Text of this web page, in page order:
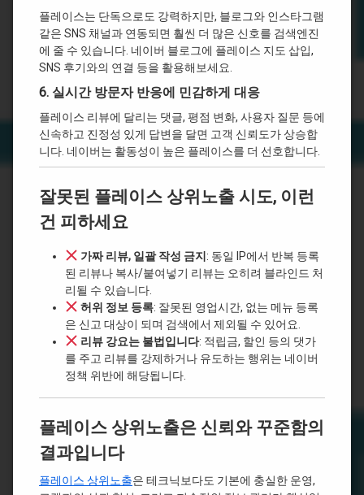
플레이스는 단독으로도 강력하지만, 블로그와 인스타그램
같은 SNS 채널과 연동되면 훨씬 더 많은 신호를 검색엔진
에 줄 수 있습니다. 네이버 블로그에 플레이스 지도 삽입,
SNS 후기와의 연결 등을 활용해보세요.
6. 실시간 방문자 반응에 민감하게 대응
플레이스 리뷰에 달리는 댓글, 평점 변화, 사용자 질문 등에
신속하고 진정성 있게 답변을 달면 고객 신뢰도가 상승합
니다. 네이버는 활동성이 높은 플레이스를 더 선호합니다.
잘못된 플레이스 상위노출 시도, 이런
건 피하세요
가짜 리뷰, 일괄 작성 금지 : 동일 IP에서 반복 등록
된 리뷰나 복사/붙여넣기 리뷰는 오히려 블라인드 처
리될 수 있습니다.
허위 정보 등록: 잘못된 영업시간, 없는 메뉴 등록
은 신고 대상이 되며 검색에서 제외될 수 있어요.
리뷰 강요는 불법입니다: 적립금, 할인 등의 댓가
를 주고 리뷰를 강제하거나 유도하는 행위는 네이버
정책 위반에 해당됩니다.
플레이스 상위노출은 신뢰와 꾸준함의
결과입니다
플레이스 상위노출은 테크닉보다도 기본에 충실한 운영,